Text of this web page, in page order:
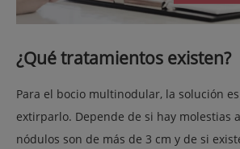
¿Qué tratamientos existen?
Para el bocio multinodular, la solución
extirparlo. Depende de si hay molestias
nódulos son de más de 3 cm y de si